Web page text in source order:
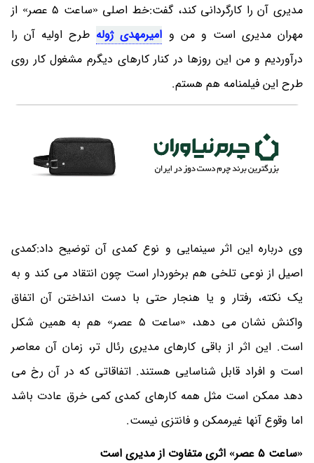
مدیری آن را کارگردانی کند، گفت:خط اصلی «ساعت 5 عصر» از
مهران مدیری است و من و امیرمهدی ژوله طرح اولیه آن را
درآوردیم و من این روزها در کنار کارهای دیگرم مشغول کار روی
طرح این فیلمنامه هم هستم.
وی درباره این اثر سینمایی و نوع کمدی آن توضیح داد:کمدی
اصیل از نوعی تلخی هم برخوردار است چون انتقاد می کند و به
یک نکته، رفتار و یا هنجار حتی با دست انداختن آن اتفاق
واکنش نشان می دهد، «ساعت 5 عصر» هم به همین شکل
است. این اثر از باقی کارهای مدیری رئال تر، زمان آن معاصر
است و افراد قابل شناسایی هستند. اتفاقاتی که در آن رخ می
دهد ممکن است مثل همه کارهای کمدی کمی خرق عادت باشد
اما وقوع آنها غیرممکن و فانتزی نیست.
«ساعت 5 عصر» اثری متفاوت از مدیری است